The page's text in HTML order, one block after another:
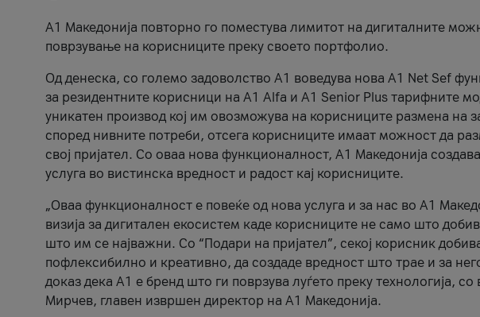
А1 Македонија повторно го поместува лимитот на дигиталните
поврзување на корисниците преку своето портфолио.
Од денеска, со големо задоволство А1 воведува нова A1 Net Sef
за резидентните корисници на А1 Alfa и A1 Senior Plus тарифните
уникатен производ кој им овозможува на корисниците размена на
според нивните потреби, отсега корисниците имаат можност да
свој пријател. Со оваа нова функционалност, А1 Македонија
услуга во вистинска вредност и радост кај корисниците.
„Оваа функционалност е повеќе од нова услуга и за нас во А1
визија за дигитален екосистем каде корисниците не само што
што им се најважни. Со “Подари на пријател”, секој корисник
пофлексибилно и креативно, да создаде вредност што трае и за
доказ дека А1 е бренд што ги поврзува луѓето преку технологија,
Мирчев, главен извршен директор на А1 Македонија.